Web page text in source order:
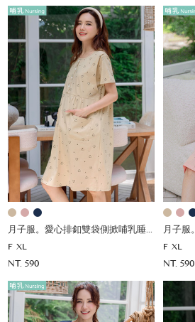
月子服。愛心排釦雙袋側掀哺乳睡衣洋
F XL
NT. 590
F XL
NT. 590